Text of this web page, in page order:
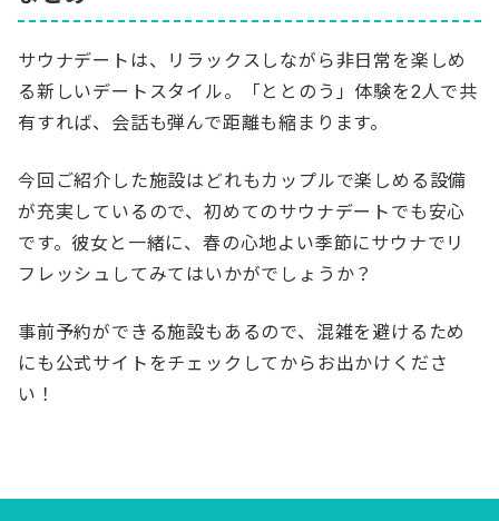
サウナデートは、リラックスしながら非日常を楽しめ
る新しいデートスタイル。「ととのう」体験を2人で共
有すれば、会話も弾んで距離も縮まります。
今回ご紹介した施設はどれもカップルで楽しめる設備
が充実しているので、初めてのサウナデートでも安心
です。彼女と一緒に、春の心地よい季節にサウナでリ
フレッシュしてみてはいかがでしょうか？
事前予約ができる施設もあるので、混雑を避けるため
にも公式サイトをチェックしてからお出かけくださ
い！